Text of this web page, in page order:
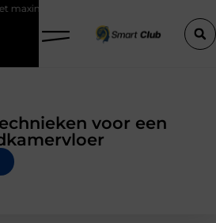
Fysio Bleiswijk: professionele
voor een